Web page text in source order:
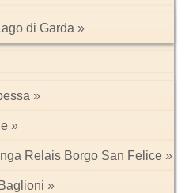
di Garda
Relais Borgo San Felice